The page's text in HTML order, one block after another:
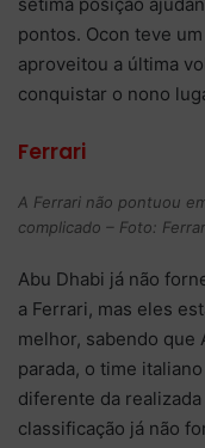
pontos. Ocon teve
aproveitou a última
conquistar o nono
Ferrari
A Ferrari não pontuou
complicado – Foto:
Abu Dhabi já não
a Ferrari, mas eles
melhor, sabendo que
parada, o time
diferente da
classificação já não